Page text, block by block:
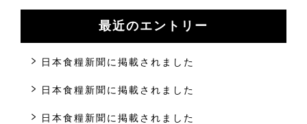
最近のエントリー
日本食糧新聞に掲載されました
日本食糧新聞に掲載されました
日本食糧新聞に掲載されました